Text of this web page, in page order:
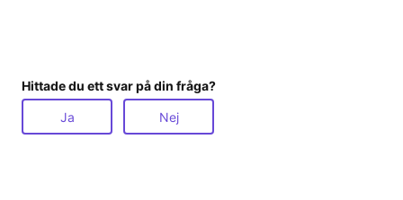
Hittade du ett svar på din fråga?
Ja Nej